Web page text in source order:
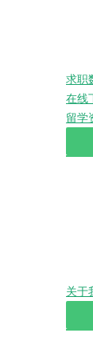
求职
在线
留学
关于